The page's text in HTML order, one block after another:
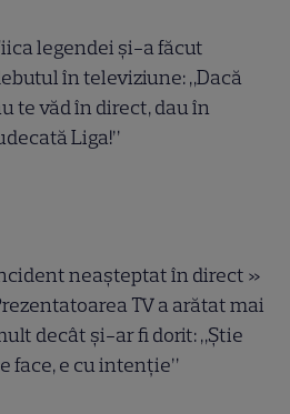
legendei și-a făcut
în televiziune: „Dacă
te văd în direct, dau în
Liga!”
neașteptat în direct »
TV a arătat mai
decât și-ar fi dorit: „Știe
face, e cu intenție”